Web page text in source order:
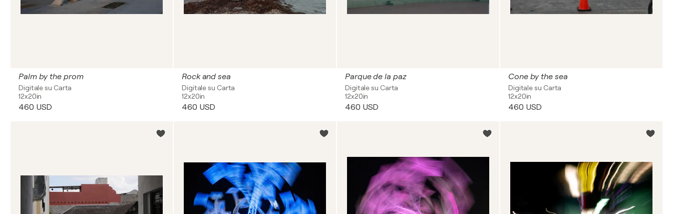
Palm by the prom
Digitale su Carta
12x20in
460 USD
Rock and sea
Digitale su Carta
12x20in
460 USD
Parque de la paz
Digitale su Carta
12x20in
460 USD
Cone by the sea
Digitale su Carta
12x20in
460 USD